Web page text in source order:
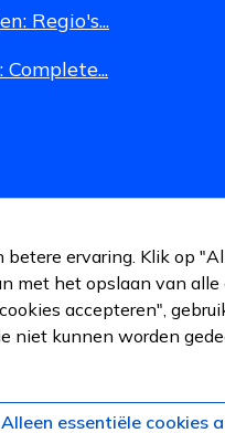
ervaring. Klik op
met het opslaan van alle
accepteren",
niet kunnen worden
Alleen essentiële cookies
Regio's...
geo B.V.